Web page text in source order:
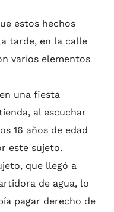
estos hechos
tarde, en la calle
varios elementos
una fiesta
al escuchar
16 años de edad
este sujeto.
que llegó a
de agua, lo
pagar derecho de